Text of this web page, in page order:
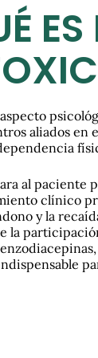
aliados
al paciente
clínico
y la